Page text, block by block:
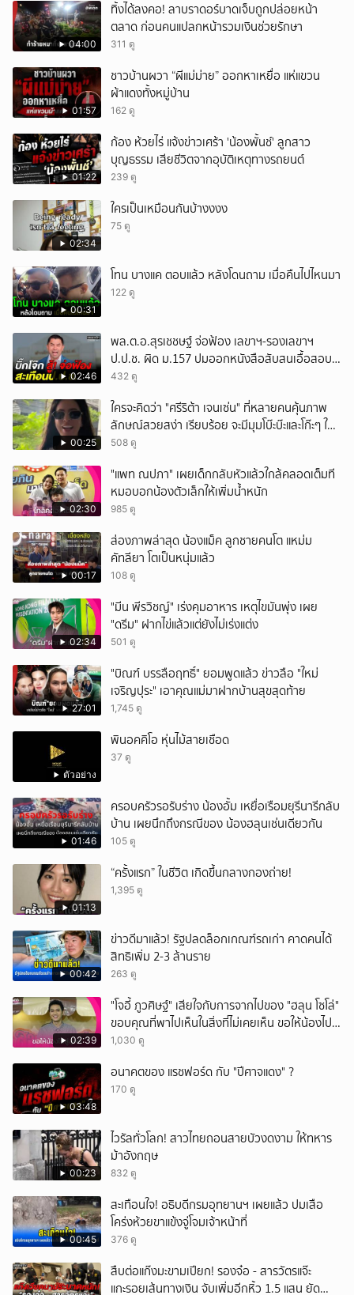
04:00
ทิ้งได้ลงคอ! ลาบราดอร์บาดเจ็บถูกปล่อยหน้า
ตลาด ก่อนคนแปลกหน้ารวมเงินช่วยรักษา
311 ดู
01:57
ชาวบ้านผวา “ผีแม่ม่าย” ออกหาเหยื่อ แห่แขวน
ผ้าแดงทั้งหมู่บ้าน
162 ดู
01:22
ก้อง ห้วยไร่ แจ้งข่าวเศร้า 'น้องพั้นช์' ลูกสาว
บุญธรรม เสียชีวิตจากอุบัติเหตุทางรถยนต์
239 ดู
02:34
ใครเป็นเหมือนกันบ้างงงง
75 ดู
00:31
โทน บางแค ตอบแล้ว หลังโดนถาม เมื่อคืนไปไหนมา
122 ดู
02:46
พล.ต.อ.สุรเชชษฐ์ จ่อฟ้อง เลขาฯ-รองเลขาฯ
ป.ป.ช. ผิด ม.157 ปมออกหนังสือสับสนเอื้อสอบ
คดีซ้ำซ้อน
432 ดู
00:25
ใครจะคิดว่า "ศรีริต้า เจนเซ่น" ที่หลายคนคุ้นภาพ
ลักษณ์สวยสง่า เรียบร้อย จะมีมุมโบ๊ะบ๊ะและโก๊ะๆ ให้
ได้อมยิ้มเหมือนกัน งานนี้ทำเอาแฟนๆ ทั้งเอ็นดูทั้ง
508 ดู
02:30
"แพท ณปภา" เผยเด็กกลับหัวแล้วใกล้คลอดเต็มที
หมอบอกน้องตัวเล็กให้เพิ่มน้ำหนัก
985 ดู
00:17
ส่องภาพล่าสุด น้องแม็ค ลูกชายคนโต แหม่ม
คัทลียา โตเป็นหนุ่มแล้ว
108 ดู
02:34
"มีน พีรวิชญ์" เร่งคุมอาหาร เหตุไขมันพุ่ง เผย
"ดรีม" ฝากไข่แล้วแต่ยังไม่เร่งแต่ง
501 ดู
27:01
"บิณฑ์ บรรลือฤทธิ์" ยอมพูดแล้ว ข่าวลือ "ใหม่
เจริญปุระ" เอาคุณแม่มาฝากบ้านสุขสุดท้าย
1,745 ดู
ตัวอย่าง
พินอคคิโอ หุ่นไม้สายเชือด
37 ดู
01:46
ครอบครัวรอรับร่าง น้องอั้ม เหยื่อเรือมยุรีนารีกลับ
บ้าน เผยนึกถึงกรณีของ น้องฮลุนเช่นเดียวกัน
105 ดู
01:13
“ครั้งแรก” ในชีวิต เกิดขึ้นกลางกองถ่าย!
1,395 ดู
00:42
ข่าวดีมาแล้ว! รัฐปลดล็อกเกณฑ์รถเก่า คาดคนได้
สิทธิเพิ่ม 2-3 ล้านราย
263 ดู
02:39
"โจอี้ ภูวศิษฐ์" เสียใจกับการจากไปของ "ฮลุน โซโล่"
ขอบคุณที่พาไปเห็นในสิ่งที่ไม่เคยเห็น ขอให้น้องไปสู่
สุคติ
1,030 ดู
03:48
อนาคตของ แรชฟอร์ด กับ "ปีศาจแดง" ?
170 ดู
00:23
ไวรัลทั่วโลก! สาวไทยถอนสายบัวงดงาม ให้ทหาร
ม้าอังกฤษ
832 ดู
00:45
สะเทือนใจ! อธิบดีกรมอุทยานฯ เผยแล้ว ปมเสือ
โคร่งห้วยขาแข้งจู่โจมเจ้าหน้าที่
376 ดู
สืบต่อแก๊งมะขามเปียก! รองจ๋อ - สารวัตรแจ๊ะ
แกะรอยเส้นทางเงิน จับเพิ่มอีกหิ้ว 1.5 แสน ยัด